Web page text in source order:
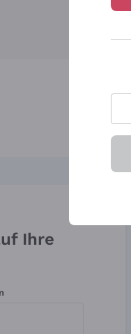
in
Ihre